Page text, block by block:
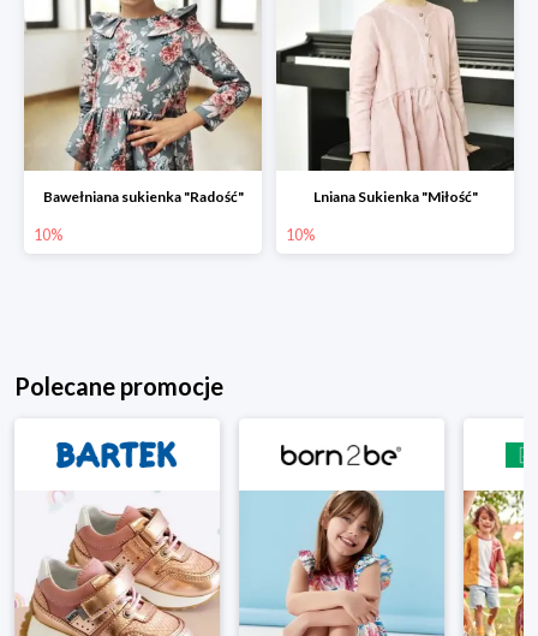
Bawełniana sukienka "Radość"
10%
Lniana Sukienka "Miłość"
10%
Polecane promocje